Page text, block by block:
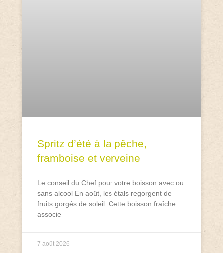
Spritz d’été à la pêche,
framboise et verveine
Le conseil du Chef pour votre boisson avec ou
sans alcool En août, les étals regorgent de
fruits gorgés de soleil. Cette boisson fraîche
associe
7 août 2026